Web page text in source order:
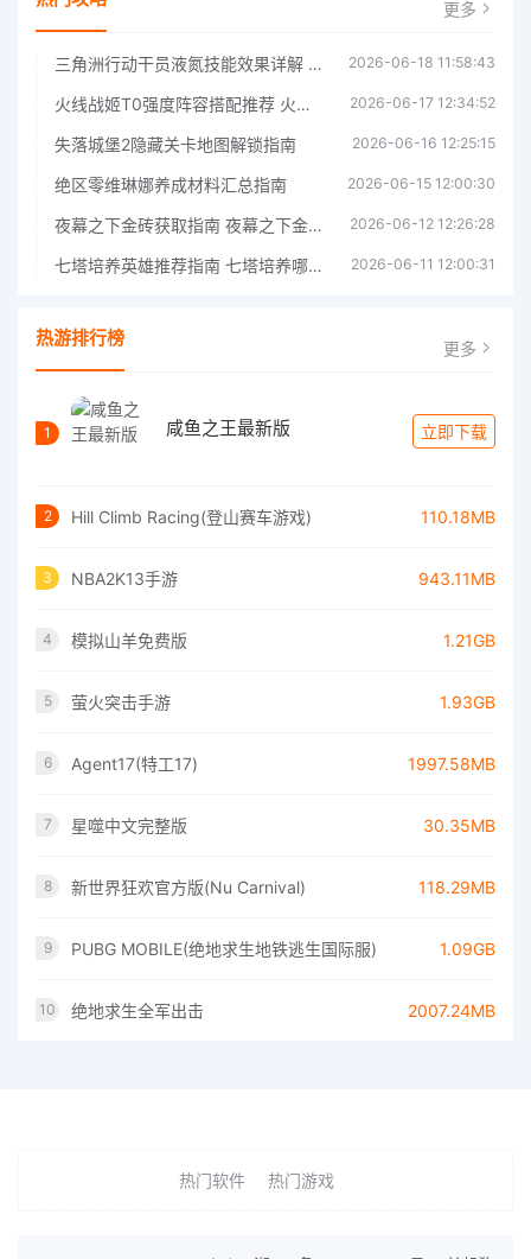
更多
三角洲行动干员液氮技能效果详解 三角洲行动干员液氮技能介绍 2026-06-18 11:58:43
火线战姬T0强度阵容搭配推荐 火线战姬T0强度阵容哪个好 2026-06-17 12:34:52
失落城堡2隐藏关卡地图解锁指南 2026-06-16 12:25:15
绝区零维琳娜养成材料汇总指南 2026-06-15 12:00:30
夜幕之下金砖获取指南 夜幕之下金砖获取方法 2026-06-12 12:26:28
七塔培养英雄推荐指南 七塔培养哪个英雄好 2026-06-11 12:00:31
热游排行榜 更多
1 咸鱼之王最新版 立即下载
2 Hill Climb Racing(登山赛车游戏) 110.18MB
3 NBA2K13手游 943.11MB
4 模拟山羊免费版 1.21GB
5 萤火突击手游 1.93GB
6 Agent17(特工17) 1997.58MB
7 星噬中文完整版 30.35MB
8 新世界狂欢官方版(Nu Carnival) 118.29MB
9 PUBG MOBILE(绝地求生地铁逃生国际服) 1.09GB
10 绝地求生全军出击 2007.24MB
热门软件 热门游戏